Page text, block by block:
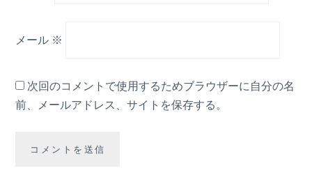
メール ※
次回のコメントで使用するためブラウザーに自分の名
前、メールアドレス、サイトを保存する。